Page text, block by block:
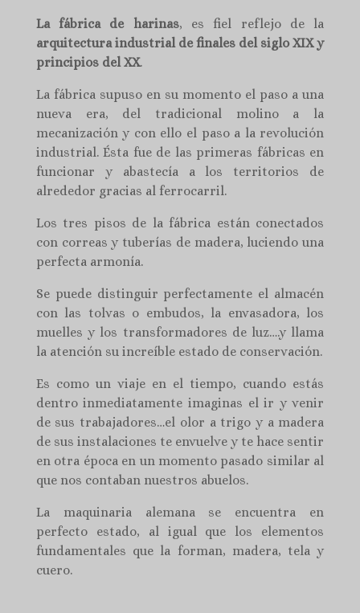
La fábrica de harinas, es fiel reflejo de la
arquitectura industrial de finales del siglo XIX y
principios del XX.
La fábrica supuso en su momento el paso a una
nueva era, del tradicional molino a la
mecanización y con ello el paso a la revolución
industrial. Ésta fue de las primeras fábricas en
funcionar y abastecía a los territorios de
alrededor gracias al ferrocarril.
Los tres pisos de la fábrica están conectados
con correas y tuberías de madera, luciendo una
perfecta armonía.
Se puede distinguir perfectamente el almacén
con las tolvas o embudos, la envasadora, los
muelles y los transformadores de luz….y llama
la atención su increíble estado de conservación.
Es como un viaje en el tiempo, cuando estás
dentro inmediatamente imaginas el ir y venir
de sus trabajadores…el olor a trigo y a madera
de sus instalaciones te envuelve y te hace sentir
en otra época en un momento pasado similar al
que nos contaban nuestros abuelos.
La maquinaria alemana se encuentra en
perfecto estado, al igual que los elementos
fundamentales que la forman, madera, tela y
cuero.